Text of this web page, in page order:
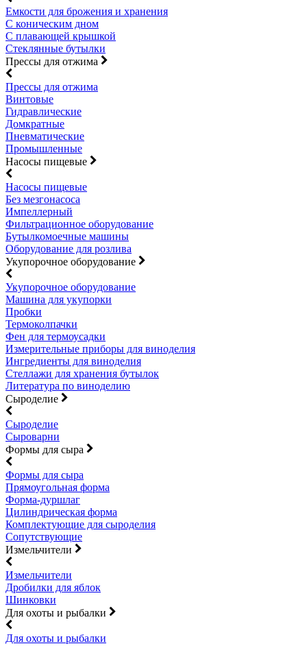
Емкости для брожения и хранения
С коническим дном
С плавающей крышкой
Стеклянные бутылки
Прессы для отжима
Прессы для отжима
Винтовые
Гидравлические
Домкратные
Пневматические
Промышленные
Насосы пищевые
Насосы пищевые
Без мезгонасоса
Импеллерный
Фильтрационное оборудование
Бутылкомоечные машины
Оборудование для розлива
Укупорочное оборудование
Укупорочное оборудование
Машина для укупорки
Пробки
Термоколпачки
Фен для термоусадки
Измерительные приборы для виноделия
Ингредиенты для виноделия
Стеллажи для хранения бутылок
Литература по виноделию
Сыроделие
Сыроделие
Сыроварни
Формы для сыра
Формы для сыра
Прямоугольная форма
Форма-дуршлаг
Цилиндрическая форма
Комплектующие для сыроделия
Сопутствующие
Измельчители
Измельчители
Дробилки для яблок
Шинковки
Для охоты и рыбалки
Для охоты и рыбалки